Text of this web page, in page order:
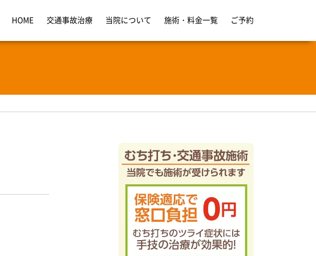
トレーナー直営の整骨院
HOME 交通事故治療 当院について 施術・料金一覧 ご予約